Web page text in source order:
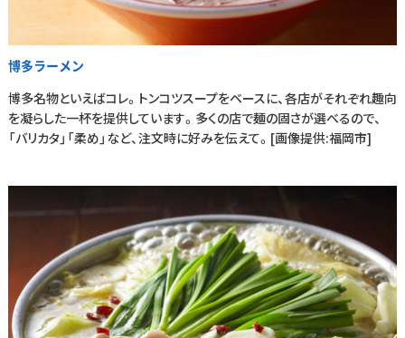
博多ラーメン
博多名物といえばコレ。トンコツスープをベースに、各店がそれぞれ趣向
を凝らした一杯を提供しています。多くの店で麺の固さが選べるので、
「バリカタ」「柔め」など、注文時に好みを伝えて。[画像提供:福岡市]